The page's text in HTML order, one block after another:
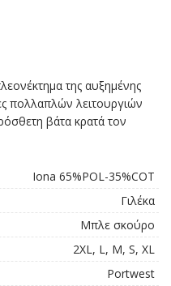
της αυξημένης
πολλαπλών λειτουργιών
βάτα κρατά τον
Iona 65%POL-35%COT
Γιλέκα
Μπλε σκούρο
2XL, L, M, S, XL
Portwest